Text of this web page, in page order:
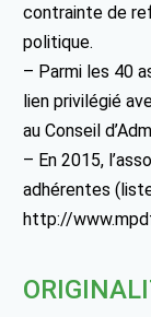
contrainte de
politique.
– Parmi les 40
lien privilégié
au Conseil
– En 2015,
adhérentes
http://